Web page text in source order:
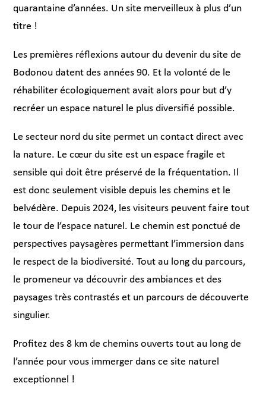
quarantaine d’années. Un site merveilleux à plus d’un
titre !
Les premières réflexions autour du devenir du site de
Bodonou datent des années 90. Et la volonté de le
réhabiliter écologiquement avait alors pour but d’y
recréer un espace naturel le plus diversifié possible.
Le secteur nord du site permet un contact direct avec
la nature. Le cœur du site est un espace fragile et
sensible qui doit être préservé de la fréquentation. Il
est donc seulement visible depuis les chemins et le
belvédère. Depuis 2024, les visiteurs peuvent faire tout
le tour de l’espace naturel. Le chemin est ponctué de
perspectives paysagères permettant l’immersion dans
le respect de la biodiversité. Tout au long du parcours,
le promeneur va découvrir des ambiances et des
paysages très contrastés et un parcours de découverte
singulier.
Profitez des 8 km de chemins ouverts tout au long de
l’année pour vous immerger dans ce site naturel
exceptionnel !